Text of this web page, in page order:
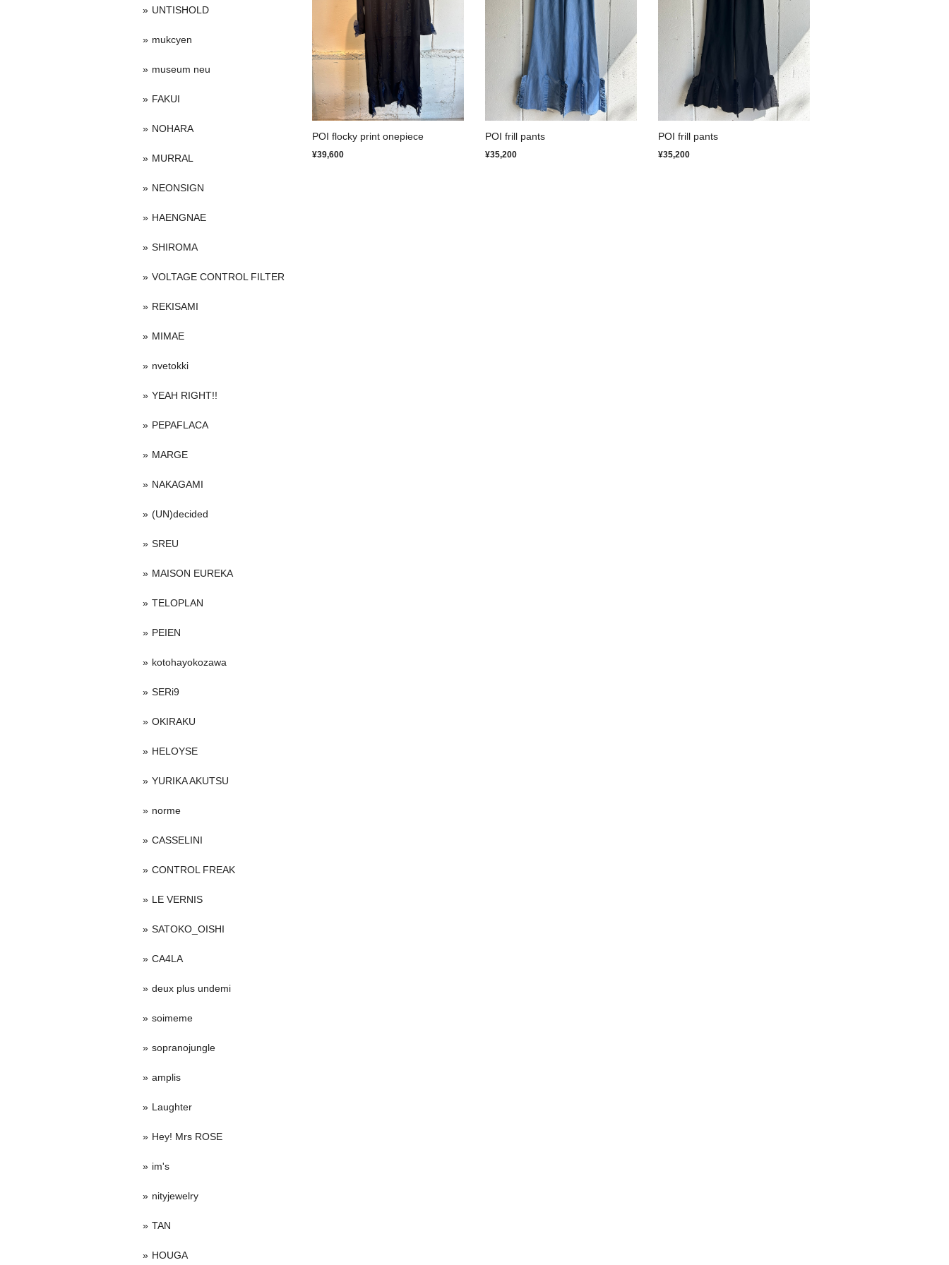
POI flocky print onepiece
¥39,600
POI frill pants
¥35,200
POI frill pants
¥35,200
UNTISHOLD
mukcyen
museum neu
FAKUI
NOHARA
MURRAL
NEONSIGN
HAENGNAE
SHIROMA
VOLTAGE CONTROL FILTER
REKISAMI
MIMAE
nvetokki
YEAH RIGHT!!
PEPAFLACA
MARGE
NAKAGAMI
(UN)decided
SREU
MAISON EUREKA
TELOPLAN
PEIEN
kotohayokozawa
SERi9
OKIRAKU
HELOYSE
YURIKA AKUTSU
norme
CASSELINI
CONTROL FREAK
LE VERNIS
SATOKO_OISHI
CA4LA
deux plus undemi
soimeme
sopranojungle
amplis
Laughter
Hey! Mrs ROSE
im's
nityjewelry
TAN
HOUGA